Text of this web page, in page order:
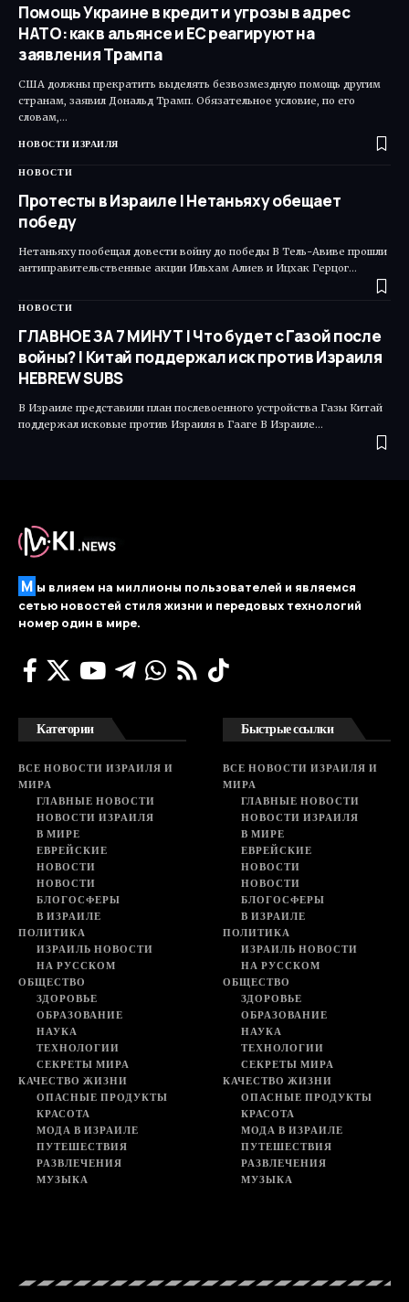
Помощь Украине в кредит и угрозы в адрес
НАТО: как в альянсе и ЕС реагируют на
заявления Трампа
США должны прекратить выделять безвозмездную помощь другим
странам, заявил Дональд Трамп. Обязательное условие, по его
словам,…
НОВОСТИ ИЗРАИЛЯ
НОВОСТИ
Протесты в Израиле | Нетаньяху обещает
победу
Нетаньяху пообещал довести войну до победы В Тель-Авиве прошли
антиправительственные акции Ильхам Алиев и Ицхак Герцог…
НОВОСТИ
ГЛАВНОЕ ЗА 7 МИНУТ | Что будет с Газой после
войны? | Китай поддержал иск против Израиля
HEBREW SUBS
В Израиле представили план послевоенного устройства Газы Китай
поддержал исковые против Израиля в Гааге В Израиле…
М ы влияем на миллионы пользователей и являемся
сетью новостей стиля жизни и передовых технологий
номер один в мире.
Категории
ВСЕ НОВОСТИ ИЗРАИЛЯ И
МИРА
ГЛАВНЫЕ НОВОСТИ
НОВОСТИ ИЗРАИЛЯ
В МИРЕ
ЕВРЕЙСКИЕ
НОВОСТИ
НОВОСТИ
БЛОГОСФЕРЫ
В ИЗРАИЛЕ
ПОЛИТИКА
ИЗРАИЛЬ НОВОСТИ
НА РУССКОМ
ОБЩЕСТВО
ЗДОРОВЬЕ
ОБРАЗОВАНИЕ
НАУКА
ТЕХНОЛОГИИ
СЕКРЕТЫ МИРА
КАЧЕСТВО ЖИЗНИ
ОПАСНЫЕ ПРОДУКТЫ
КРАСОТА
МОДА В ИЗРАИЛЕ
ПУТЕШЕСТВИЯ
РАЗВЛЕЧЕНИЯ
МУЗЫКА
Быстрые ссылки
ВСЕ НОВОСТИ ИЗРАИЛЯ И
МИРА
ГЛАВНЫЕ НОВОСТИ
НОВОСТИ ИЗРАИЛЯ
В МИРЕ
ЕВРЕЙСКИЕ
НОВОСТИ
НОВОСТИ
БЛОГОСФЕРЫ
В ИЗРАИЛЕ
ПОЛИТИКА
ИЗРАИЛЬ НОВОСТИ
НА РУССКОМ
ОБЩЕСТВО
ЗДОРОВЬЕ
ОБРАЗОВАНИЕ
НАУКА
ТЕХНОЛОГИИ
СЕКРЕТЫ МИРА
КАЧЕСТВО ЖИЗНИ
ОПАСНЫЕ ПРОДУКТЫ
КРАСОТА
МОДА В ИЗРАИЛЕ
ПУТЕШЕСТВИЯ
РАЗВЛЕЧЕНИЯ
МУЗЫКА